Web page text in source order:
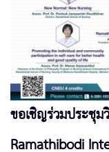
ขอเชิญร่วมประชุม
Ramathibodi